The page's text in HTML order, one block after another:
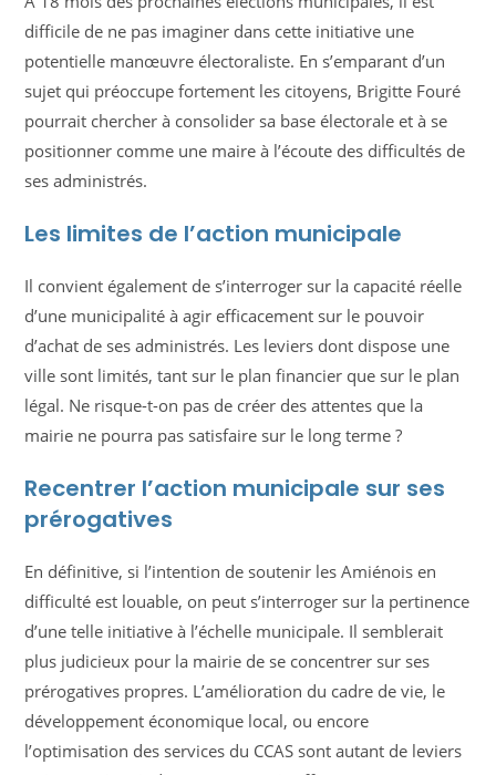
difficile de ne pas imaginer dans cette initiative une
potentielle manœuvre électoraliste. En s’emparant d’un
sujet qui préoccupe fortement les citoyens, Brigitte Fouré
pourrait chercher à consolider sa base électorale et à se
positionner comme une maire à l’écoute des difficultés de
ses administrés.
Les limites de l’action municipale
Il convient également de s’interroger sur la capacité réelle
d’une municipalité à agir efficacement sur le pouvoir
d’achat de ses administrés. Les leviers dont dispose une
ville sont limités, tant sur le plan financier que sur le plan
légal. Ne risque-t-on pas de créer des attentes que la
mairie ne pourra pas satisfaire sur le long terme ?
Recentrer l’action municipale sur ses
prérogatives
En définitive, si l’intention de soutenir les Amiénois en
difficulté est louable, on peut s’interroger sur la pertinence
d’une telle initiative à l’échelle municipale. Il semblerait
plus judicieux pour la mairie de se concentrer sur ses
prérogatives propres. L’amélioration du cadre de vie, le
développement économique local, ou encore
l’optimisation des services du CCAS sont autant de leviers